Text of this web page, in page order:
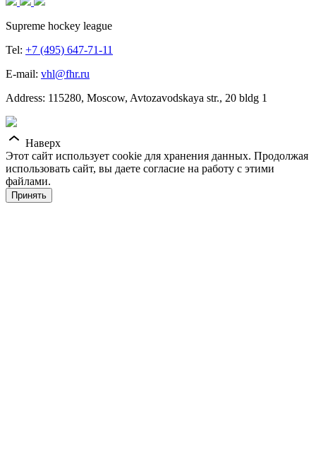
Supreme hockey league
Tel: +7 (495) 647-71-11
E-mail: vhl@fhr.ru
Address: 115280, Moscow, Avtozavodskaya str., 20 bldg 1
Наверх
Этот сайт использует cookie для хранения данных. Продолжая
использовать сайт, вы даете согласие на работу с этими
файлами.
Принять